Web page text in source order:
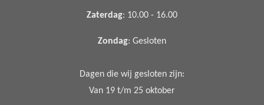
Zaterdag: 10.00 - 16.00
Zondag: Gesloten
Dagen die wij gesloten zijn:
Van 19 t/m 25 oktober